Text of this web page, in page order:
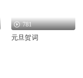
781
元旦贺词